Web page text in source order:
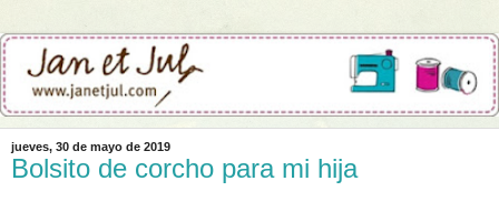
jueves, 30 de mayo de 2019
Bolsito de corcho para mi hija